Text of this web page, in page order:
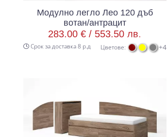
Модулно легло Лео 120 дъб
вотан/антрацит
283.00 € / 553.50 лв.
Срок за доставка 8 р.д Цветове: +4